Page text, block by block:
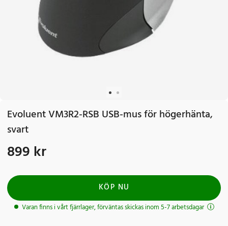
Evoluent VM3R2-RSB USB-mus för högerhänta,
svart
Pris:899 kr
899 kr
KÖP NU
Varan finns i vårt fjärrlager, förväntas skickas inom 5-7 arbetsdagar